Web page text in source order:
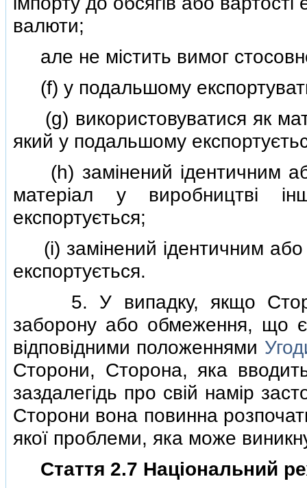
валюти;
але не мiстить вимог
(f) у подальшому
(g) використовуватися як
який у подальшому
(h) замiнений iдентичним
матерiал у виробництвi
експортується;
(i) замiнений iдентичним або
експортується.
5. У випадку, якщо
заборону або обмеження, що
вiдповiдними положеннями
Сторони, Сторона, яка
заздалегiдь про свiй намiр
Сторони вона повинна
якої проблеми, яка може
Стаття 2.7 Нацiональний